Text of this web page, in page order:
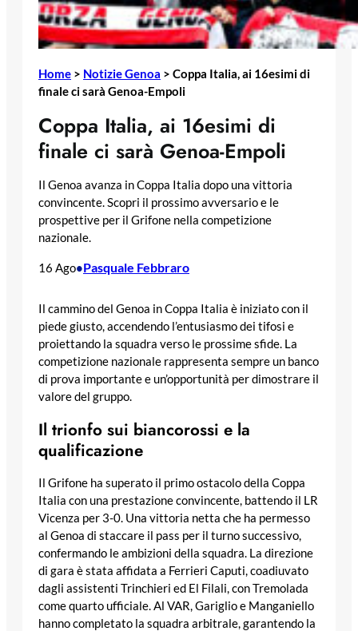
Home > Notizie Genoa > Coppa Italia, ai 16esimi di
finale ci sarà Genoa-Empoli
Coppa Italia, ai 16esimi di
finale ci sarà Genoa-Empoli
Il Genoa avanza in Coppa Italia dopo una vittoria
convincente. Scopri il prossimo avversario e le
prospettive per il Grifone nella competizione
nazionale.
16 Ago•Pasquale Febbraro
Il cammino del Genoa in Coppa Italia è iniziato con il
piede giusto, accendendo l’entusiasmo dei tifosi e
proiettando la squadra verso le prossime sfide. La
competizione nazionale rappresenta sempre un banco
di prova importante e un’opportunità per dimostrare il
valore del gruppo.
Il trionfo sui biancorossi e la
qualificazione
Il Grifone ha superato il primo ostacolo della Coppa
Italia con una prestazione convincente, battendo il LR
Vicenza per 3-0. Una vittoria netta che ha permesso
al Genoa di staccare il pass per il turno successivo,
confermando le ambizioni della squadra. La direzione
di gara è stata affidata a Ferrieri Caputi, coadiuvato
dagli assistenti Trinchieri ed El Filali, con Tremolada
come quarto ufficiale. Al VAR, Gariglio e Manganiello
hanno completato la squadra arbitrale, garantendo la